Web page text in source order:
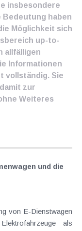
insbesondere
Bedeutung haben
Möglichkeit sich
up-to-
allfälligen
Informationen
vollständig. Sie
zur
Weiteres
und die
von E-Dienstwagen
als